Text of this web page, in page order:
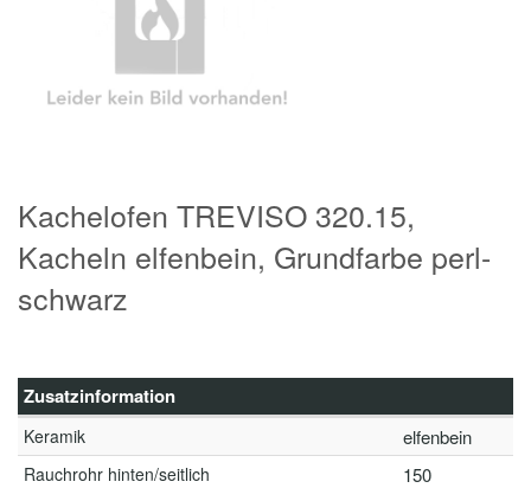
Kachelofen TREVISO 320.15,
Kacheln elfenbein, Grundfarbe perl-
schwarz
Zusatzinformation
Keramik elfenbein
Rauchrohr hinten/seitlich 150